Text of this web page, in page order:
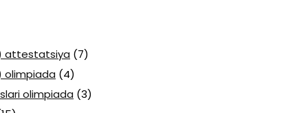
attestatsiya (7)
olimpiada (4)
olimpiada (3)